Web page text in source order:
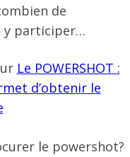
de
y participer…
Le POWERSHOT :
d’obtenir le
le powershot?